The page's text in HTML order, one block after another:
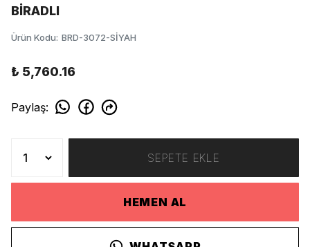
BİRADLI
Ürün Kodu: BRD-3072-SİYAH
₺ 5,760.16
Paylaş:
SEPETE EKLE
HEMEN AL